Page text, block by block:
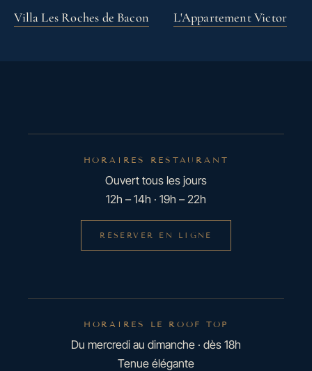
Villa Les Roches de Bacon L'Appartement Victor
HORAIRES RESTAURANT
Ouvert tous les jours
12h – 14h · 19h – 22h
RÉSERVER EN LIGNE
HORAIRES LE ROOF TOP
Du mercredi au dimanche · dès 18h
Tenue élégante